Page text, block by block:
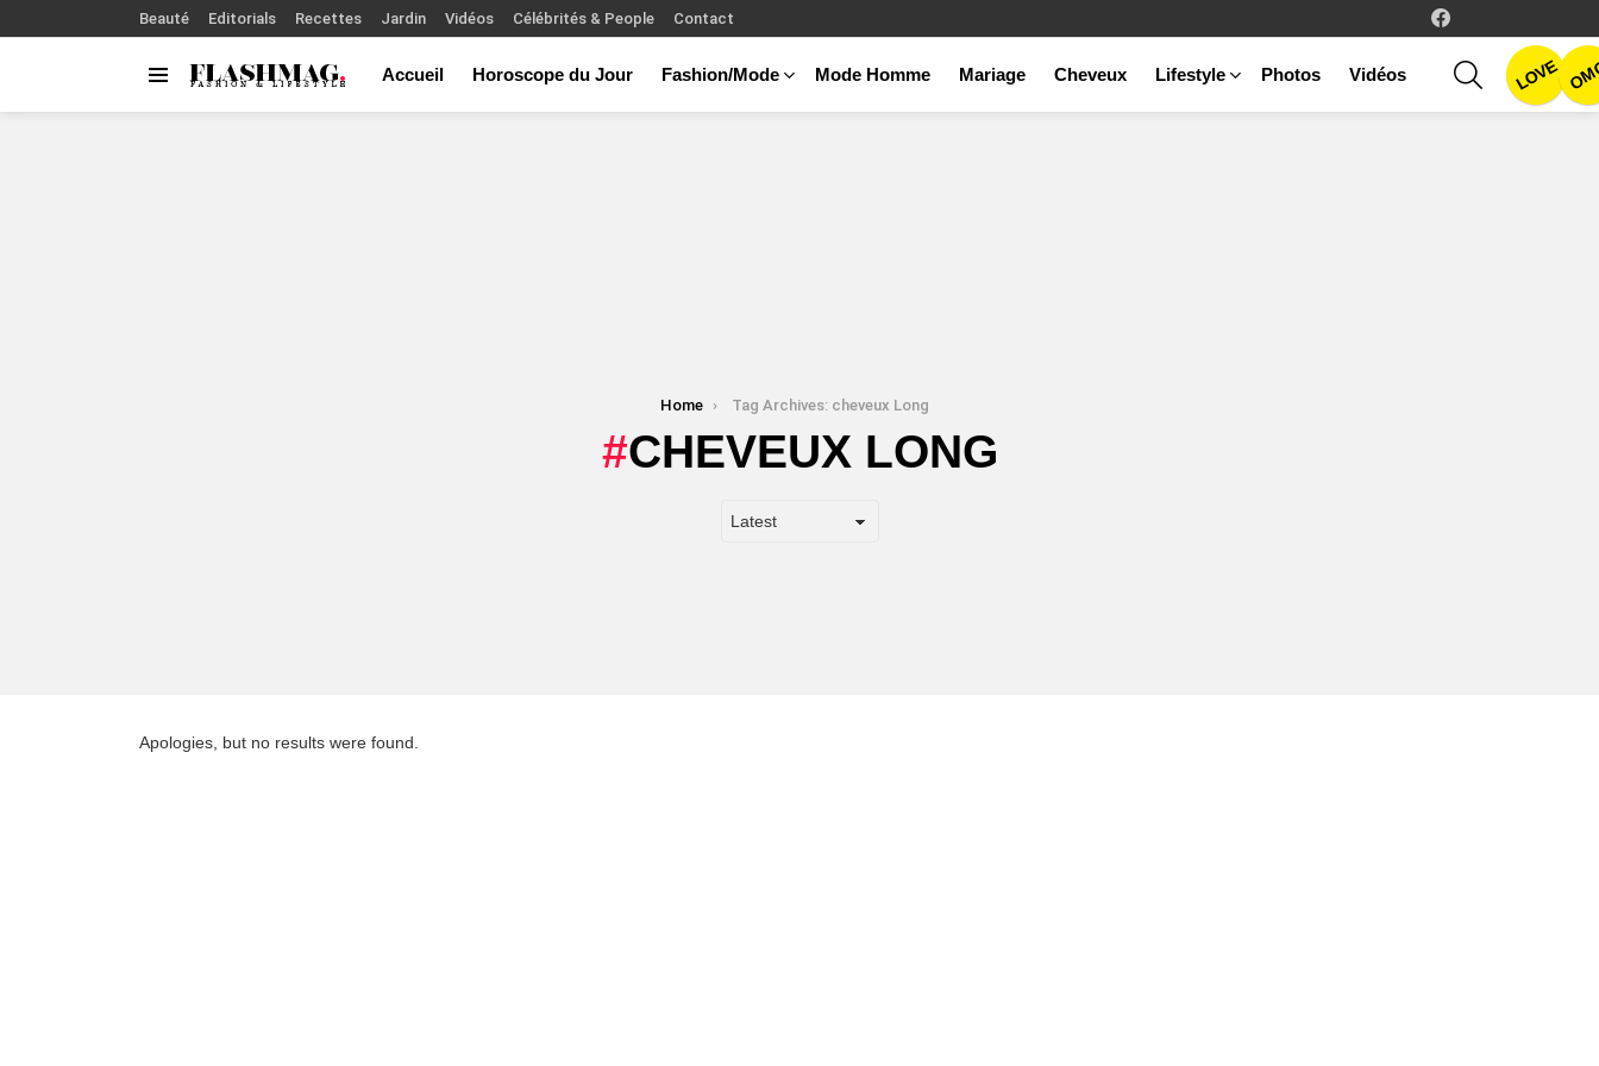
Beauté Editorials Recettes Jardin Vidéos Célébrités & People Contact
Accueil Horoscope du Jour Fashion/Mode Mode Homme Mariage Cheveux Lifestyle Photos Vidéos
SEARCHLOVE
Home Tag Archives: cheveux Long
CHEVEUX LONG
Apologies, but no results were found.